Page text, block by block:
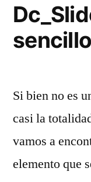
Si bien no es
casi la
vamos a
elemento que